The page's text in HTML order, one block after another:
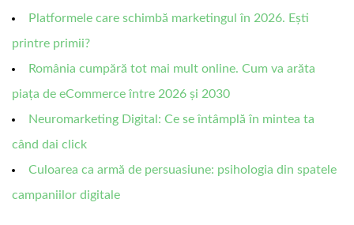
Platformele care schimbă marketingul în 2026. Ești
printre primii?
România cumpără tot mai mult online. Cum va arăta
piața de eCommerce între 2026 și 2030
Neuromarketing Digital: Ce se întâmplă în mintea ta
când dai click
Culoarea ca armă de persuasiune: psihologia din spatele
campaniilor digitale